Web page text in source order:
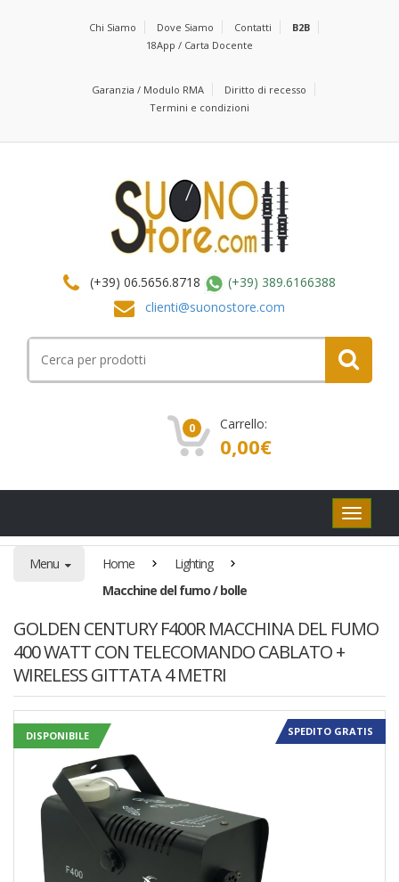
Chi Siamo Dove Siamo Contatti
B2B
18App / Carta Docente
Garanzia / Modulo RMA
Diritto di recesso
Termini e condizioni
(+39) 06.5656.8718
(+39) 389.6166388
clienti@suonostore.com
per:
0 Carrello:
0,00€
Pulsanti
di
Menu Home
Lighting
Macchine del fumo / bolle
GOLDEN CENTURY F400R MACCHINA DEL FUMO
400 WATT CON TELECOMANDO CABLATO +
WIRELESS GITTATA 4 METRI
DISPONIBILE SPEDITO GRATIS